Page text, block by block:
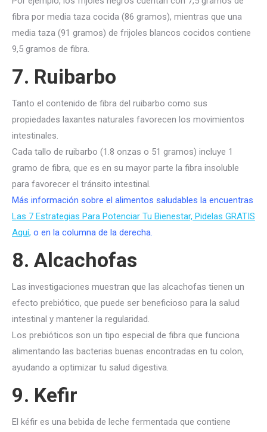
fibra por media taza cocida (86 gramos), mientras que una
media taza (91 gramos) de frijoles blancos cocidos contiene
9,5 gramos de fibra.
7. Ruibarbo
Tanto el contenido de fibra del ruibarbo como sus
propiedades laxantes naturales favorecen los movimientos
intestinales.
Cada tallo de ruibarbo (1.8 onzas o 51 gramos) incluye 1
gramo de fibra, que es en su mayor parte la fibra insoluble
para favorecer el tránsito intestinal.
Más información sobre el alimentos saludables la encuentras
Las 7 Estrategias Para Potenciar Tu Bienestar, Pidelas GRATIS
Aquí, o en la columna de la derecha.
8. Alcachofas
Las investigaciones muestran que las alcachofas tienen un
efecto prebiótico, que puede ser beneficioso para la salud
intestinal y mantener la regularidad.
Los prebióticos son un tipo especial de fibra que funciona
alimentando las bacterias buenas encontradas en tu colon,
ayudando a optimizar tu salud digestiva.
9. Kefir
El kéfir es una bebida de leche fermentada que contiene